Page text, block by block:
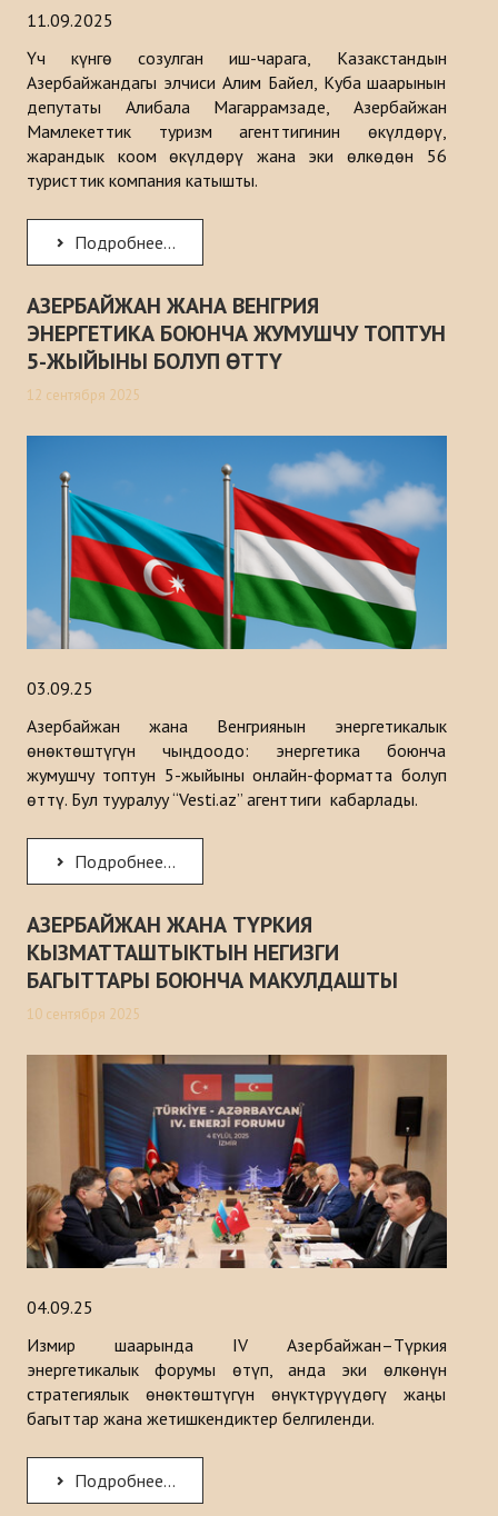
11.09.2025
Үч күнгө созулган иш-чарага, Казакстандын
Азербайжандагы элчиси Алим Байел, Куба шаарынын
депутаты Алибала Магаррамзаде, Азербайжан
Мамлекеттик туризм агенттигинин өкүлдөрү,
жарандык коом өкүлдөрү жана эки өлкөдөн 56
туристтик компания катышты.
Подробнее...
АЗЕРБАЙЖАН ЖАНА ВЕНГРИЯ
ЭНЕРГЕТИКА БОЮНЧА ЖУМУШЧУ ТОПТУН
5-ЖЫЙЫНЫ БОЛУП ӨТТҮ
12 сентября 2025
03.09.25
Азербайжан жана Венгриянын энергетикалык
өнөктөштүгүн чыңдоодо: энергетика боюнча
жумушчу топтун 5-жыйыны онлайн-форматта болуп
өттү. Бул тууралуу “Vesti.az” агенттиги кабарлады.
Подробнее...
АЗЕРБАЙЖАН ЖАНА ТҮРКИЯ
КЫЗМАТТАШТЫКТЫН НЕГИЗГИ
БАГЫТТАРЫ БОЮНЧА МАКУЛДАШТЫ
10 сентября 2025
04.09.25
Измир шаарында IV Азербайжан–Түркия
энергетикалык форумы өтүп, анда эки өлкөнүн
стратегиялык өнөктөштүгүн өнүктүрүүдөгү жаңы
багыттар жана жетишкендиктер белгиленди.
Подробнее...